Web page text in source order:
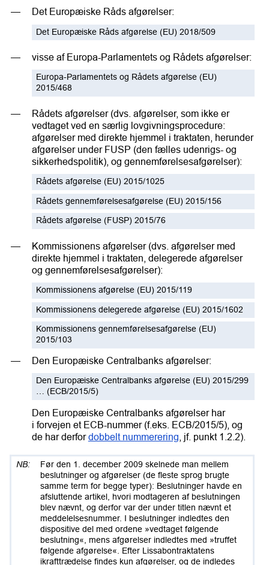
Det Europæiske Råds afgørelser:
Det Europæiske Råds afgørelse (EU) 2018/509
visse af Europa-Parlamentets og Rådets afgørelser:
Europa-Parlamentets og Rådets afgørelse (EU)
2015/468
Rådets afgørelser (dvs. afgørelser, som ikke er
vedtaget ved en særlig lovgivningsprocedure:
afgørelser med direkte hjemmel i traktaten, herunder
afgørelser under FUSP (den fælles udenrigs- og
sikkerhedspolitik), og gennemførelsesafgørelser):
Rådets afgørelse (EU) 2015/1025
Rådets gennemførelsesafgørelse (EU) 2015/156
Rådets afgørelse (FUSP) 2015/76
Kommissionens afgørelser (dvs. afgørelser med
direkte hjemmel i traktaten, delegerede afgørelser
og gennemførelsesafgørelser):
Kommissionens afgørelse (EU) 2015/119
Kommissionens delegerede afgørelse (EU) 2015/1602
Kommissionens gennemførelsesafgørelse (EU)
2015/103
Den Europæiske Centralbanks afgørelser:
Den Europæiske Centralbanks afgørelse (EU) 2015/299
… (ECB/2015/5)
Den Europæiske Centralbanks afgørelser har
i forvejen et ECB-nummer (f.eks. ECB/2015/5), og
de har derfordobbelt nummerering , jf. punkt 1.2.2).
Før den 1. december 2009 skelnede man mellem
beslutninger og afgørelser (de fleste sprog brugte
samme term for begge typer): Beslutninger havde en
afsluttende artikel, hvori modtageren af beslutningen
blev nævnt, og derfor var der under titlen nævnt et
meddelelsesnummer. I beslutninger indledtes den
dispositive del med ordene »vedtaget følgende
beslutning«, mens afgørelser indledtes med »truffet
følgende afgørelse«. Efter Lissabontraktatens
ikrafttrædelse findes kun afgørelser, og de indledes